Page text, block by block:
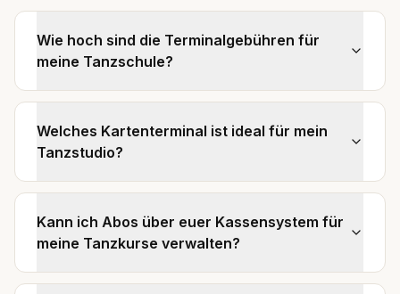
Wie hoch sind die Terminalgebühren für
meine Tanzschule?
Welches Kartenterminal ist ideal für mein
Tanzstudio?
Kann ich Abos über euer Kassensystem für
meine Tanzkurse verwalten?